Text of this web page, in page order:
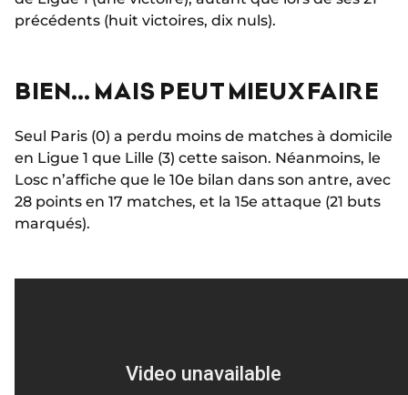
précédents (huit victoires, dix nuls).
BIEN… MAIS PEUT MIEUX FAIRE
Seul Paris (0) a perdu moins de matches à domicile
en Ligue 1 que Lille (3) cette saison. Néanmoins, le
Losc n’affiche que le 10e bilan dans son antre, avec
28 points en 17 matches, et la 15e attaque (21 buts
marqués).